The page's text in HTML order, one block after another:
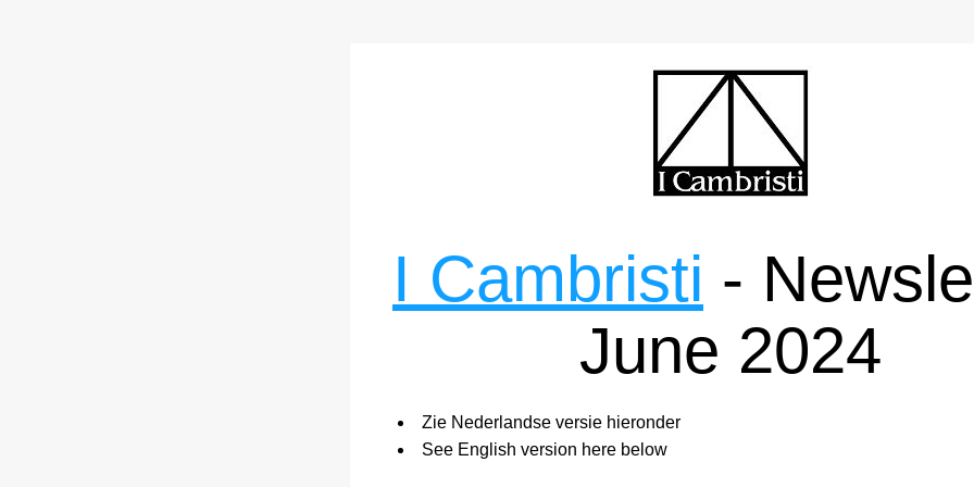
I Cambristi -
June 2024
Zie Nederlandse versie hieronder
See English version here below